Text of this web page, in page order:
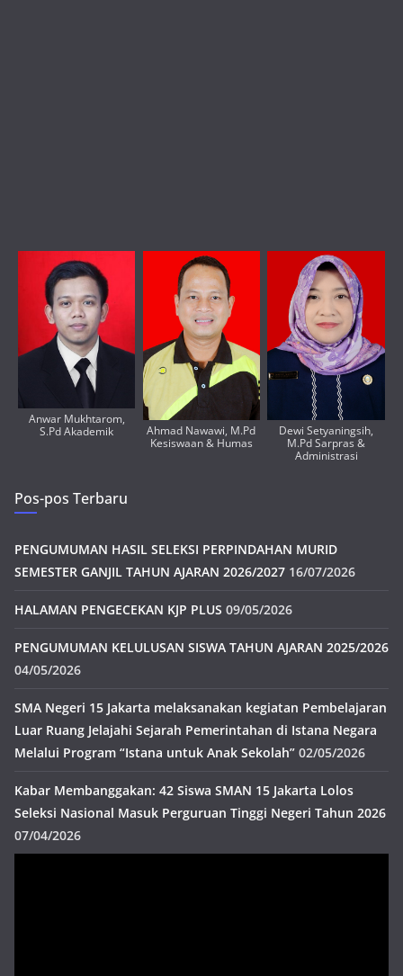
Anwar Mukhtarom,
S.Pd Akademik
Ahmad Nawawi, M.Pd
Kesiswaan & Humas
Dewi Setyaningsih,
M.Pd Sarpras &
Administrasi
Pos-pos Terbaru
PENGUMUMAN HASIL SELEKSI PERPINDAHAN MURID
SEMESTER GANJIL TAHUN AJARAN 2026/2027 16/07/2026
HALAMAN PENGECEKAN KJP PLUS 09/05/2026
PENGUMUMAN KELULUSAN SISWA TAHUN AJARAN 2025/2026
04/05/2026
SMA Negeri 15 Jakarta melaksanakan kegiatan Pembelajaran
Luar Ruang Jelajahi Sejarah Pemerintahan di Istana Negara
Melalui Program “Istana untuk Anak Sekolah” 02/05/2026
Kabar Membanggakan: 42 Siswa SMAN 15 Jakarta Lolos
Seleksi Nasional Masuk Perguruan Tinggi Negeri Tahun 2026
07/04/2026